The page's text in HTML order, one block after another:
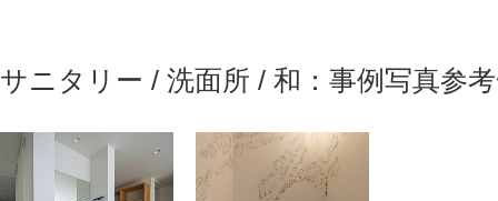
サニタリー / 洗面所 / 和：事例写真参